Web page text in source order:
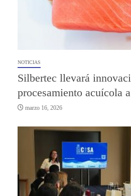
NOTICIAS
Silbertec llevará
procesamiento acuícola
marzo 16, 2026